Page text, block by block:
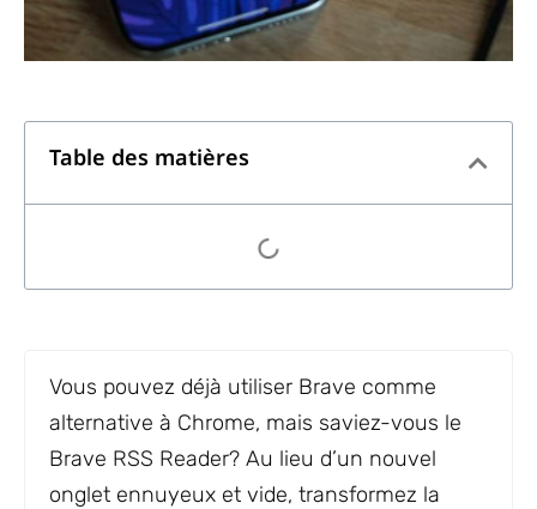
Table des matières
Vous pouvez déjà utiliser Brave comme
alternative à Chrome, mais saviez-vous le
Brave RSS Reader? Au lieu d’un nouvel
onglet ennuyeux et vide, transformez la